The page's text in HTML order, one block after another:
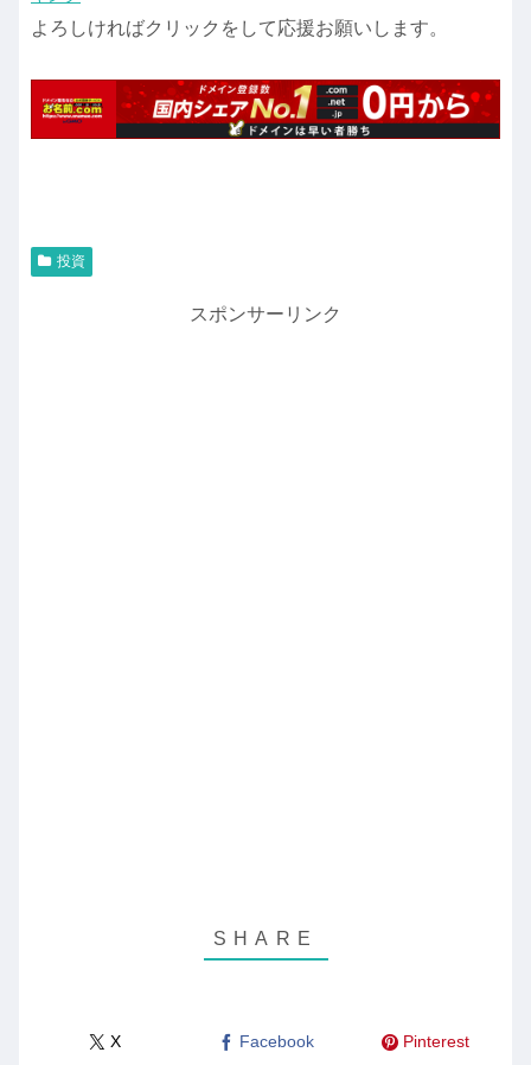
よろしければクリックをして応援お願いします。
投資
スポンサーリンク
X Facebook Pinterest